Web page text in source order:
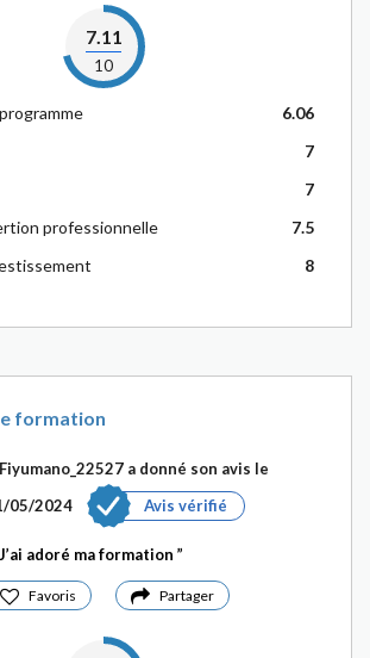
7.11
10
6.06
7
7
professionnelle
7.5
8
formation
a donné son avis le
05/2024
Avis vérifié
J’ai adoré ma formation
Favoris Partager